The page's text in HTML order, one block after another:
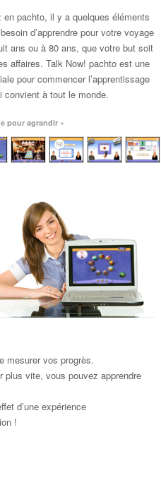
pachto, il y a quelques éléments
d’apprendre pour votre voyage
ans ou à 80 ans, que votre but soit
affaires. Talk Now! pachto est une
pour commencer l’apprentissage
convient à tout le monde.
pour agrandir »
mesurer vos progrès.
vite, vous pouvez apprendre
d’une expérience
!